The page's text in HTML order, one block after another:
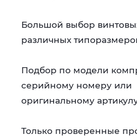
Большой выбор
различных
Подбор по модели
серийному номеру или
оригинальному
Только проверенные